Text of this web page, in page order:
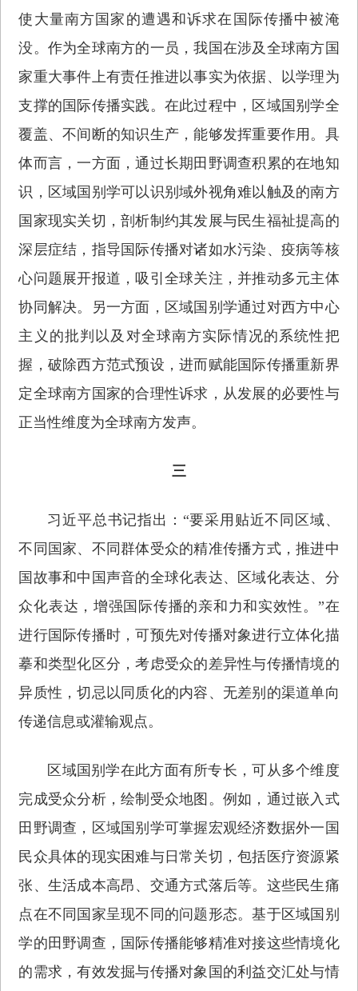
使大量南方国家的遭遇和诉求在国际传播中被淹
没。作为全球南方的一员，我国在涉及全球南方国
家重大事件上有责任推进以事实为依据、以学理为
支撑的国际传播实践。在此过程中，区域国别学全
覆盖、不间断的知识生产，能够发挥重要作用。具
体而言，一方面，通过长期田野调查积累的在地知
识，区域国别学可以识别域外视角难以触及的南方
国家现实关切，剖析制约其发展与民生福祉提高的
深层症结，指导国际传播对诸如水污染、疫病等核
心问题展开报道，吸引全球关注，并推动多元主体
协同解决。另一方面，区域国别学通过对西方中心
主义的批判以及对全球南方实际情况的系统性把
握，破除西方范式预设，进而赋能国际传播重新界
定全球南方国家的合理性诉求，从发展的必要性与
正当性维度为全球南方发声。
三
习近平总书记指出：“要采用贴近不同区域、
不同国家、不同群体受众的精准传播方式，推进中
国故事和中国声音的全球化表达、区域化表达、分
众化表达，增强国际传播的亲和力和实效性。”在
进行国际传播时，可预先对传播对象进行立体化描
摹和类型化区分，考虑受众的差异性与传播情境的
异质性，切忌以同质化的内容、无差别的渠道单向
传递信息或灌输观点。
区域国别学在此方面有所专长，可从多个维度
完成受众分析，绘制受众地图。例如，通过嵌入式
田野调查，区域国别学可掌握宏观经济数据外一国
民众具体的现实困难与日常关切，包括医疗资源紧
张、生活成本高昂、交通方式落后等。这些民生痛
点在不同国家呈现不同的问题形态。基于区域国别
学的田野调查，国际传播能够精准对接这些情境化
的需求，有效发掘与传播对象国的利益交汇处与情